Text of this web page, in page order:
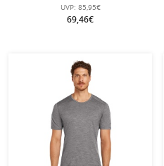
(100% Merinowolle) schwarz Herren
UVP: 85,95€
69,46€